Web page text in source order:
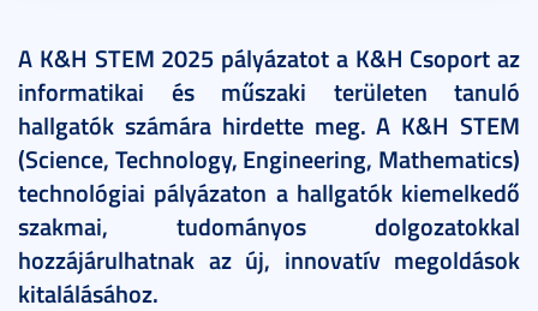
A K&H STEM 2025 pályázatot a K&H Csoport az
informatikai és műszaki területen tanuló
hallgatók számára hirdette meg. A K&H STEM
(Science, Technology, Engineering, Mathematics)
technológiai pályázaton a hallgatók kiemelkedő
szakmai, tudományos dolgozatokkal
hozzájárulhatnak az új, innovatív megoldások
kitalálásához.